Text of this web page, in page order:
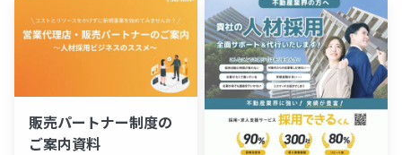
販売パートナー制度の
ご案内資料